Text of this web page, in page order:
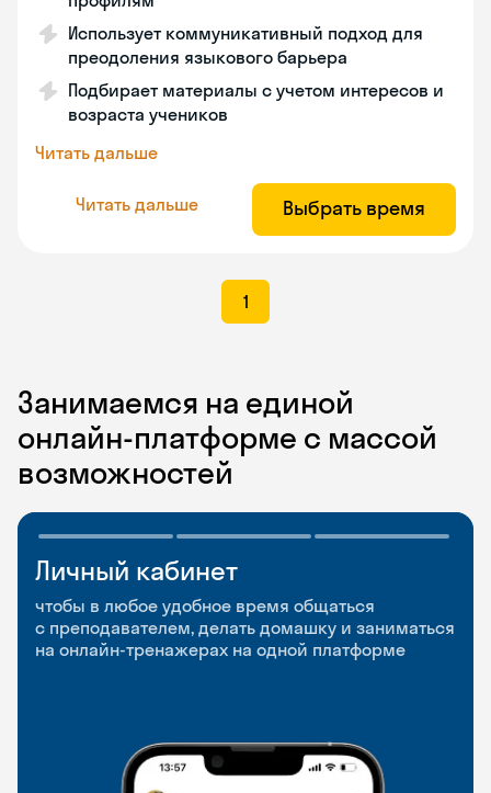
Использует коммуникативный подход для
преодоления языкового барьера
Подбирает материалы с учетом интересов и
возраста учеников
Читать дальше
Читать дальше Выбрать время
1
Занимаемся на единой
онлайн-платформе с массой
возможностей
Личный кабинет
чтобы в любое удобное время общаться
с преподавателем, делать домашку и заниматься
на онлайн-тренажерах на одной платформе
Мобильное
приложение
чтобы заниматься и изучать новые слова где
и когда удобно
Разговорные клубы
и Talks
Групповые занятия для разговорной практики
и индивидуальные встречи с преподавателями